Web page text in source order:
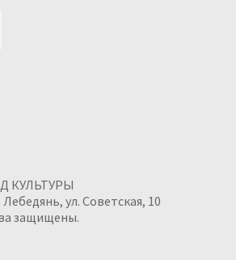
КУЛЬТУРЫ
ул. Советская, 10
защищены.